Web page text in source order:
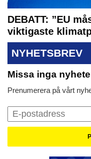
DEBATT: ”EU
viktigaste
NYHETSBREV
Missa inga
Prenumerera på vårt